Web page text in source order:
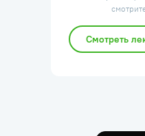
Смотреть